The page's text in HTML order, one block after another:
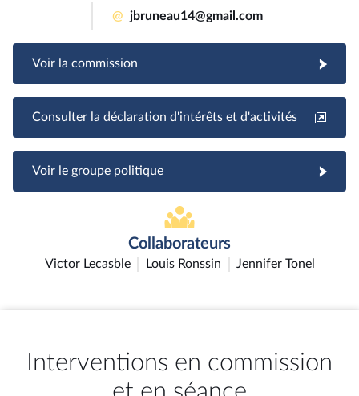
@ jbruneau14@gmail.com
Voir la commission
Consulter la déclaration d'intérêts et d'activités
Voir le groupe politique
Collaborateurs
Victor Lecasble Louis Ronssin Jennifer Tonel
Interventions en commission